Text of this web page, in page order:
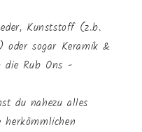
Kunststoff (z.b.
oder sogar Keramik &
die Rub Ons -
du nahezu alles